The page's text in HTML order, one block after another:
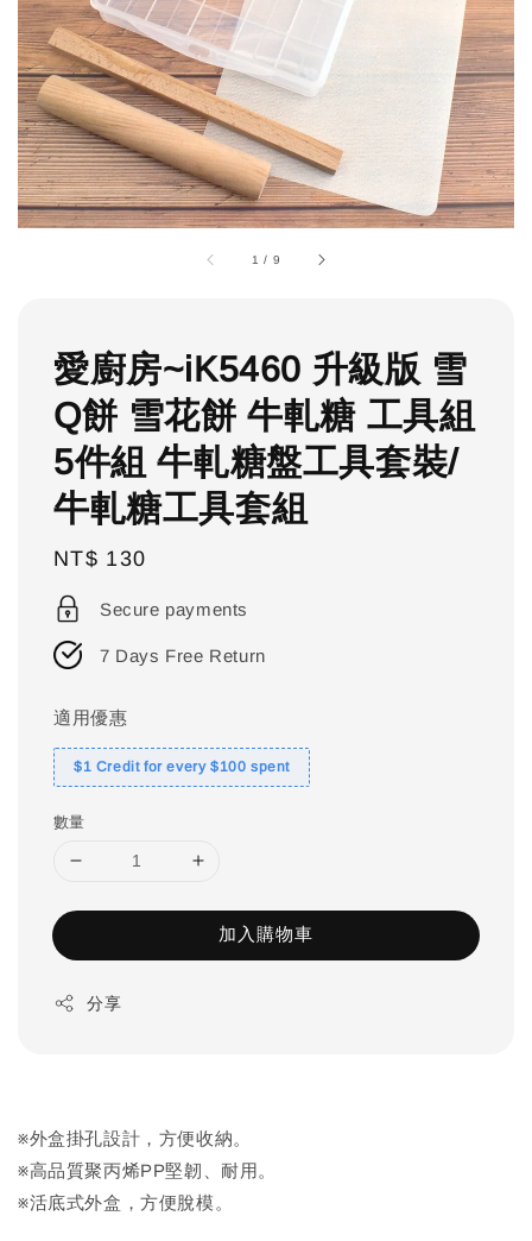
1 / 9
愛廚房~iK5460 升級版 雪
Q餅 雪花餅 牛軋糖 工具組
5件組 牛軋糖盤工具套裝/
牛軋糖工具套組
Regular
price
NT$ 130
Secure payments
7 Days Free Return
適用優惠
$1 Credit for every $100 spent
數量
加入購物車
分享
※外盒掛孔設計，方便收納。
※高品質聚丙烯PP堅韌、耐用。
※活底式外盒，方便脫模。